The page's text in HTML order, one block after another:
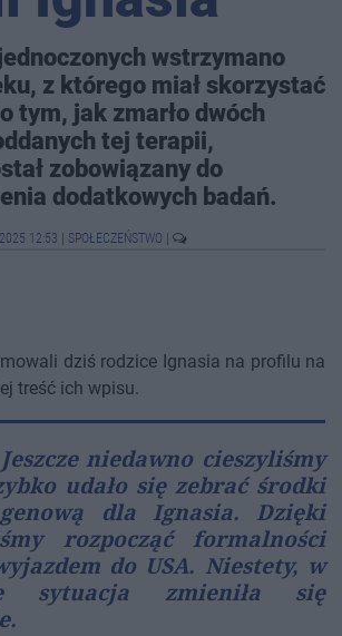
wstrzymano
z którego miał skorzystać
tym, jak zmarło dwóch
tej terapii,
zobowiązany do
dodatkowych badań.
12:53 SPOŁECZEŃSTWO
dziś rodzice Ignasia na profilu na
treść ich wpisu.
niedawno cieszyliśmy
udało się zebrać środki
dla Ignasia. Dzięki
rozpocząć formalności
do USA. Niestety, w
sytuacja zmieniła się